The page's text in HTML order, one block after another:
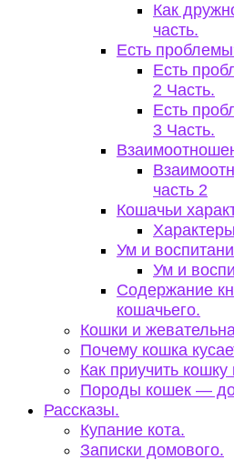
Как
часть.
Есть
Есть
2 Часть.
Есть
3 Часть.
часть 2
Кошачьи
Ум и
Ум и
Содержание
кошачьего.
Кошки и
Почему кошка
Как приучить кошку
Породы кошек —
Рассказы.
Купание кота.
Записки домового.